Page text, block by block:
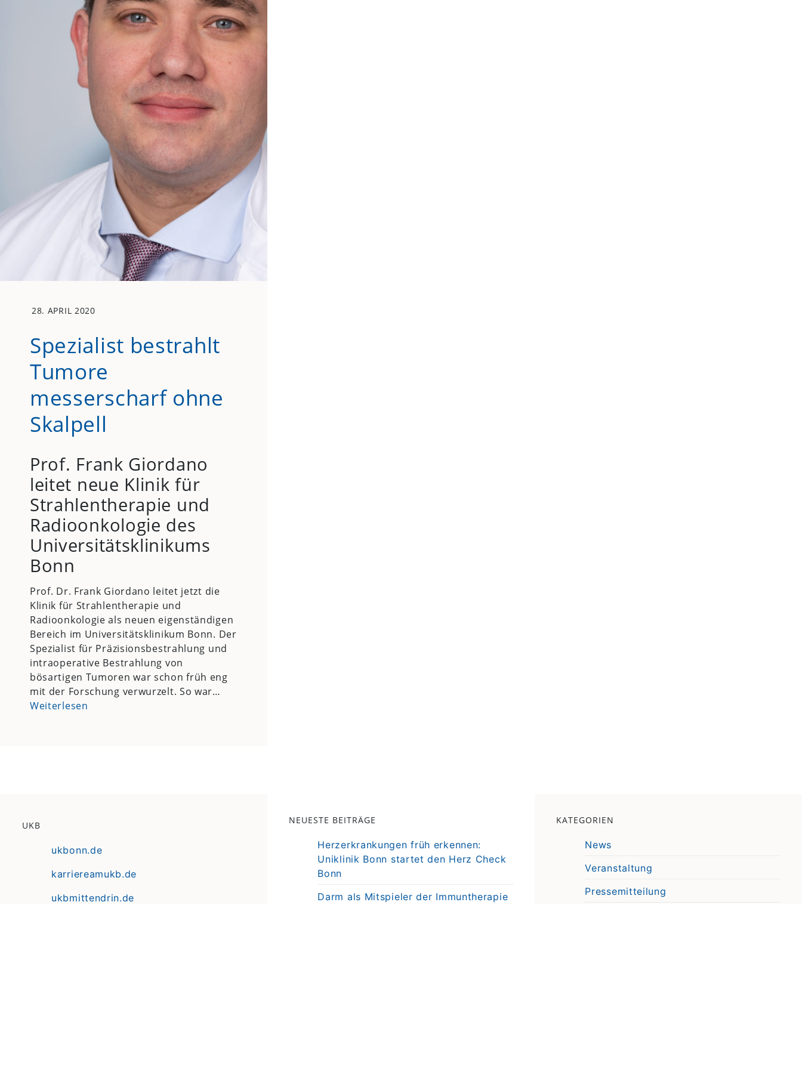
28. APRIL 2020
Spezialist bestrahlt
Tumore
messerscharf ohne
Skalpell
Prof. Frank Giordano
leitet neue Klinik für
Strahlentherapie und
Radioonkologie des
Universitätsklinikums
Bonn
Prof. Dr. Frank Giordano leitet jetzt die
Klinik für Strahlentherapie und
Radioonkologie als neuen eigenständigen
Bereich im Universitätsklinikum Bonn. Der
Spezialist für Präzisionsbestrahlung und
intraoperative Bestrahlung von
bösartigen Tumoren war schon früh eng
mit der Forschung verwurzelt. So war…
Weiterlesen
UKB
ukbonn.de
karriereamukb.de
ukbmittendrin.de
NEUESTE BEITRÄGE
Herzerkrankungen früh erkennen:
Uniklinik Bonn startet den Herz Check
Bonn
Darm als Mitspieler der Immuntherapie
KATEGORIEN
News
Veranstaltung
Pressemitteilung